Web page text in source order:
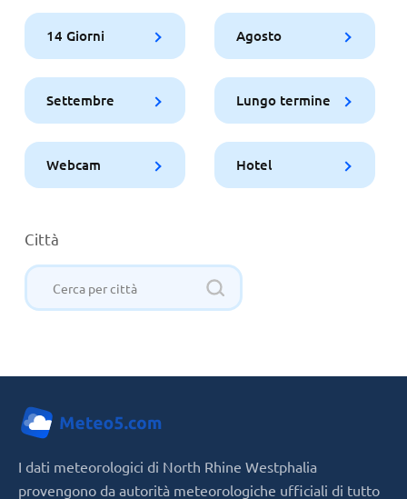
14 Giorni Agosto
Settembre Lungo termine
Webcam Hotel
Città
I dati meteorologici di North Rhine Westphalia
provengono da autorità meteorologiche ufficiali di tutto